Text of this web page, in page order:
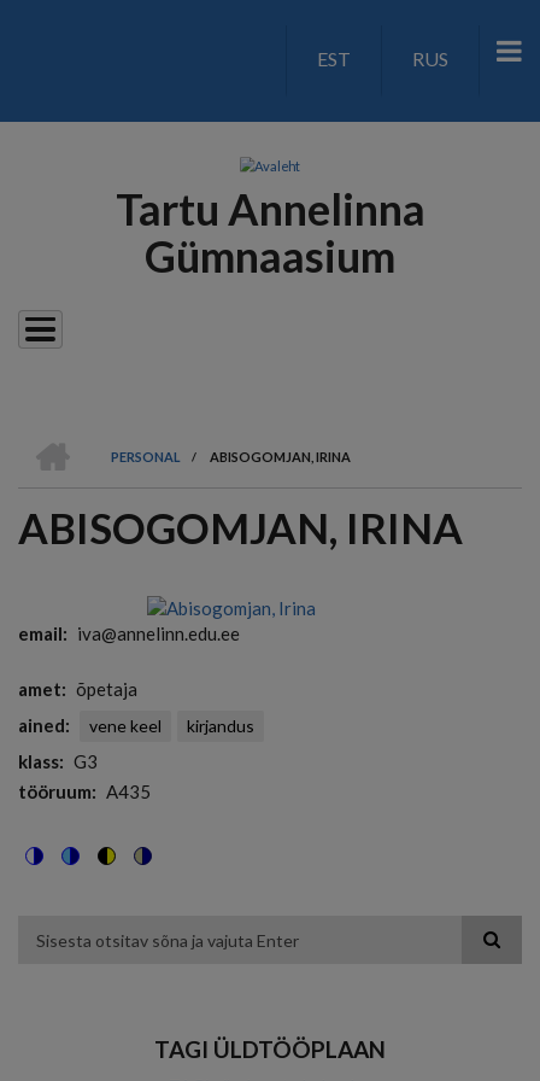
LANGUAGE
EST RUS
Tartu Annelinna
Gümnaasium
LEIVAPURU
PERSONAL
/ ABISOGOMJAN, IRINA
ABISOGOMJAN, IRINA
email iva@annelinn.edu.ee
amet
õpetaja
ained
vene keel kirjandus
klass
G3
tööruum
A435
theme
TAGI ÜLDTÖÖPLAAN